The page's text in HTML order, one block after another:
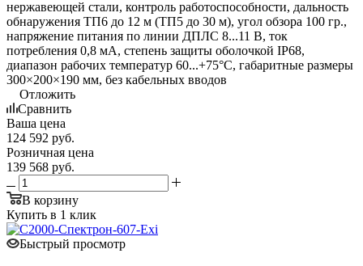
нержавеющей стали, контроль работоспособности, дальность
обнаружения ТП6 до 12 м (ТП5 до 30 м), угол обзора 100 гр.,
напряжение питания по линии ДПЛС 8...11 В, ток
потребления 0,8 мА, степень защиты оболочкой IP68,
диапазон рабочих температур 60...+75°С, габаритные размеры
300×200×190 мм, без кабельных вводов
Отложить
Сравнить
Ваша цена
124 592 руб.
Розничная цена
139 568 руб.
В корзину
Купить в 1 клик
Быстрый просмотр